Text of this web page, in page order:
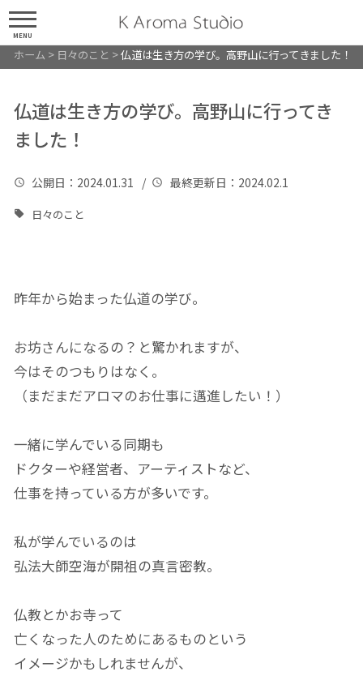
MENU
ホーム > 日々のこと >仏道は生き方の学び。高野山に行ってきました！
仏道は生き方の学び。高野山に行ってき
ました！
公開日 ：2024.01.31 / 最終更新日 ：2024.02.1
日々のこと
昨年から始まった仏道の学び。
お坊さんになるの？と驚かれますが、
今はそのつもりはなく。
（まだまだアロマのお仕事に邁進したい！）
一緒に学んでいる同期も
ドクターや経営者、アーティストなど、
仕事を持っている方が多いです。
私が学んでいるのは
弘法大師空海が開祖の真言密教。
仏教とかお寺って
亡くなった人のためにあるものという
イメージかもしれませんが、